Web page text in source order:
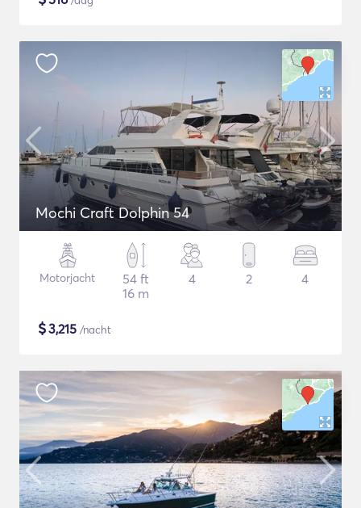
Mochi Craft Dolphin 54
Motorjacht
54 ft
16 m
4 2 4
$3,215 /nacht